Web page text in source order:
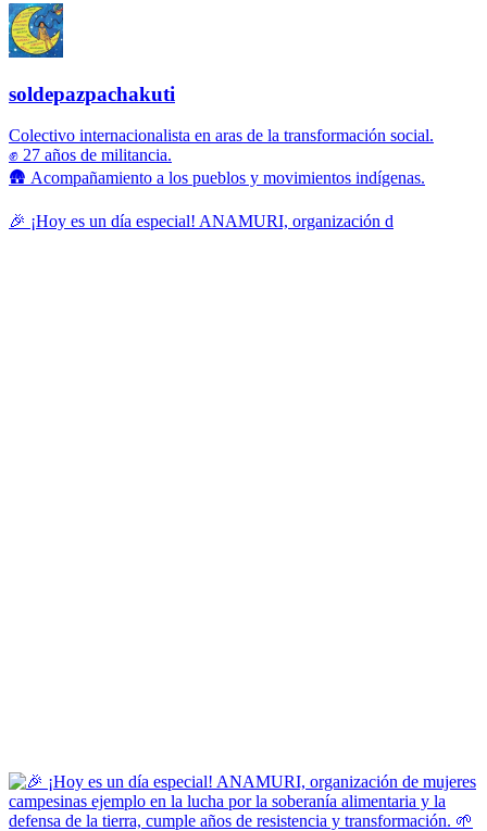
soldepazpachakuti
Colectivo internacionalista en aras de la transformación social.
✊ 27 años de militancia.
🛖 Acompañamiento a los pueblos y movimientos indígenas.
🎉 ¡Hoy es un día especial! ANAMURI, organización d